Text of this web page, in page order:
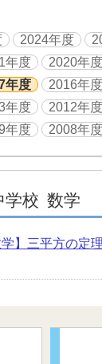
2024年度
年度 2020年度
年度 2016年度
年度 2012年度
年度 2008年度
学校 数学
学】三平方の定